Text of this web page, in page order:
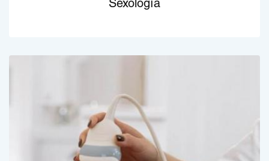
Sexología